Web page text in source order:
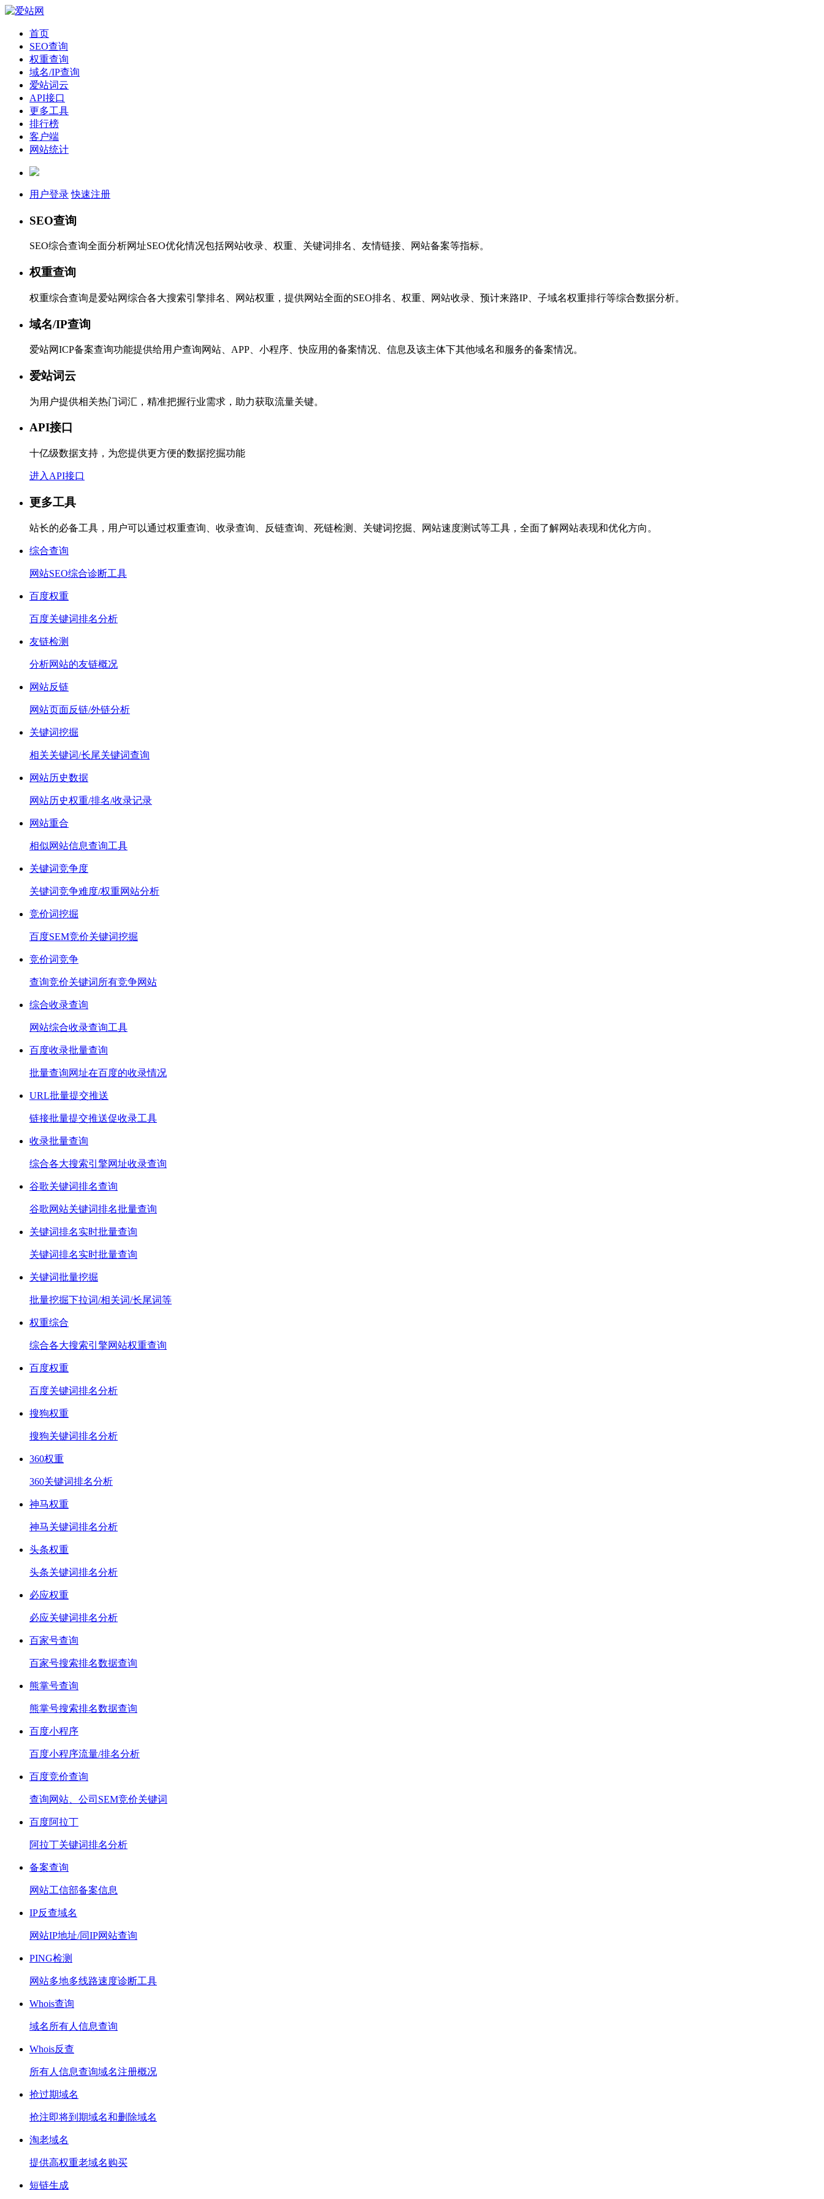
首页
SEO查询
权重查询
域名/IP查询
爱站词云
API接口
更多工具
排行榜
客户端
网站统计
用户登录 快速注册
SEO查询
SEO综合查询全面分析网址SEO优化情况包括网站收录、权重、关键词排名、友情链接、网站备案等指标。
权重查询
权重综合查询是爱站网综合各大搜索引擎排名、网站权重，提供网站全面的SEO排名、权重、网站收录、预计来路IP、子域名权重排行等综合数据分析。
域名/IP查询
爱站网ICP备案查询功能提供给用户查询网站、APP、小程序、快应用的备案情况、信息及该主体下其他域名和服务的备案情况。
爱站词云
为用户提供相关热门词汇，精准把握行业需求，助力获取流量关键。
API接口
十亿级数据支持，为您提供更方便的数据挖掘功能
进入API接口
更多工具
站长的必备工具，用户可以通过权重查询、收录查询、反链查询、死链检测、关键词挖掘、网站速度测试等工具，全面了解网站表现和优化方向。
综合查询
网站SEO综合诊断工具
百度权重
百度关键词排名分析
友链检测
分析网站的友链概况
网站反链
网站页面反链/外链分析
关键词挖掘
相关关键词/长尾关键词查询
网站历史数据
网站历史权重/排名/收录记录
网站重合
相似网站信息查询工具
关键词竞争度
关键词竞争难度/权重网站分析
竞价词挖掘
百度SEM竞价关键词挖掘
竞价词竞争
查询竞价关键词所有竞争网站
综合收录查询
网站综合收录查询工具
百度收录批量查询
批量查询网址在百度的收录情况
URL批量提交推送
链接批量提交推送促收录工具
收录批量查询
综合各大搜索引擎网址收录查询
谷歌关键词排名查询
谷歌网站关键词排名批量查询
关键词排名实时批量查询
关键词排名实时批量查询
关键词批量挖掘
批量挖掘下拉词/相关词/长尾词等
权重综合
综合各大搜索引擎网站权重查询
百度权重
百度关键词排名分析
搜狗权重
搜狗关键词排名分析
360权重
360关键词排名分析
神马权重
神马关键词排名分析
头条权重
头条关键词排名分析
必应权重
必应关键词排名分析
百家号查询
百家号搜索排名数据查询
熊掌号查询
熊掌号搜索排名数据查询
百度小程序
百度小程序流量/排名分析
百度竞价查询
查询网站、公司SEM竞价关键词
百度阿拉丁
阿拉丁关键词排名分析
备案查询
网站工信部备案信息
IP反查域名
网站IP地址/同IP网站查询
PING检测
网站多地多线路速度诊断工具
Whois查询
域名所有人信息查询
Whois反查
所有人信息查询域名注册概况
抢过期域名
抢注即将到期域名和删除域名
淘老域名
提供高权重老域名购买
短链生成